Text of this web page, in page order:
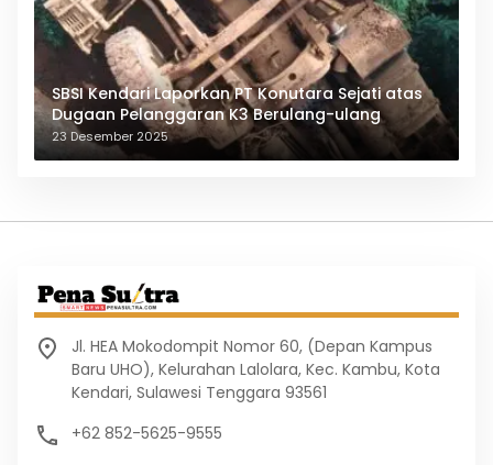
SBSI Kendari Laporkan PT Konutara Sejati atas
Dugaan Pelanggaran K3 Berulang-ulang
23 Desember 2025
Jl. HEA Mokodompit Nomor 60, (Depan Kampus
Baru UHO), Kelurahan Lalolara, Kec. Kambu, Kota
Kendari, Sulawesi Tenggara 93561
+62 852-5625-9555